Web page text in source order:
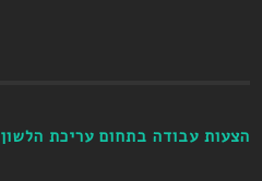
הצעות עבודה בתחום עריכת הלשון